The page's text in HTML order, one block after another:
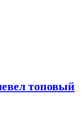
топовый